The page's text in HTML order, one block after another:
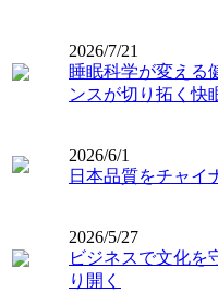
2026/7/21
睡眠科学が変え
ンスが切り拓く快
2026/6/1
日本品質をチャイ
2026/5/27
ビジネスで文化を
り開く